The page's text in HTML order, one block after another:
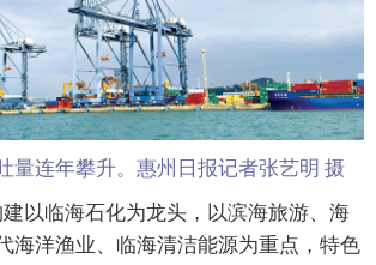
量连年攀升。惠州日报记者张艺明 摄
临海石化为龙头，以滨海旅游、海
海洋渔业、临海清洁能源为重点，特色